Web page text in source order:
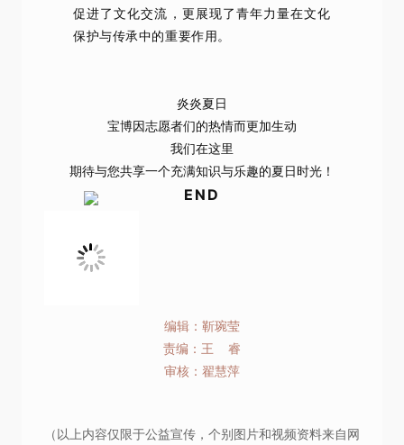
促进了文化交流，更展现了青年力量在文化
保护与传承中的重要作用。
炎炎夏日
宝博因志愿者们的热情而更加生动
我们在这里
期待与您共享一个充满知识与乐趣的夏日时光！
END
编辑：靳琬莹
责编：王 睿
审核：翟慧萍
（以上内容仅限于公益宣传，个别图片和视频资料来自网